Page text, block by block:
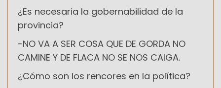
¿Es necesaria la gobernabilidad de la
provincia?
-NO VA A SER COSA QUE DE GORDA NO
CAMINE Y DE FLACA NO SE NOS CAIGA.
¿Cómo son los rencores en la política?